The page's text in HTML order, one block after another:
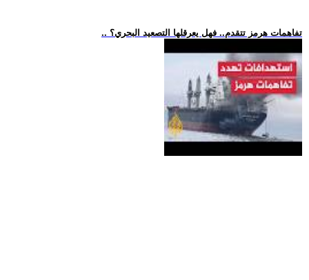
.. تفاهمات هرمز تتقدم.. فهل يعرقلها التصعيد البحري؟